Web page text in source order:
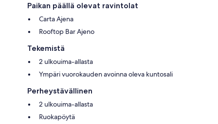
Paikan päällä olevat ravintolat
Carta Ajena
Rooftop Bar Ajeno
Tekemistä
2 ulkouima-allasta
Ympäri vuorokauden avoinna oleva kuntosali
Perheystävällinen
2 ulkouima-allasta
Ruokapöytä